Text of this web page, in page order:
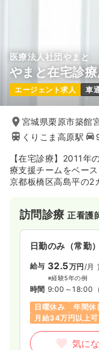
医療法人社団やまと
やまと在宅診
エージェント求人 車
宮城県栗原市築館
くりこま高原駅
【在宅診療】2011年
療支援チームをベー
京都板橋区高島平の2
開始。現在は在宅診
城県大崎市、宮城県
市、岩手県一関市の
栄養ケアステーション
訪問診療正看護
日勤のみ（常勤）
給与 32.5万円 /月
※経験5年の例
時間 9:00～18:00
日曜休み
年間休
月給34万円以上可
気に